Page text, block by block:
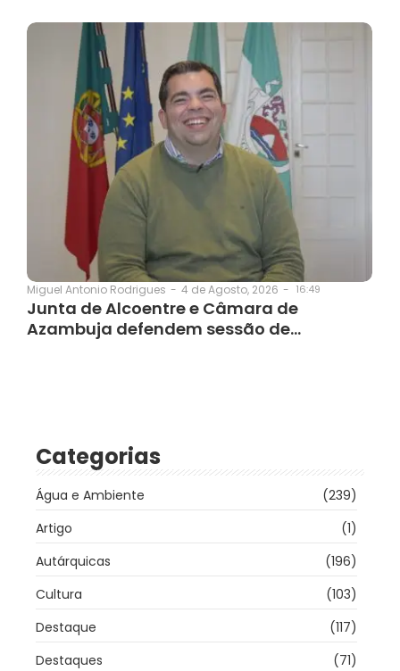
Miguel Antonio Rodrigues - 4 de Agosto, 2026 - 16:49
Junta de Alcoentre e Câmara de
Azambuja defendem sessão de…
Categorias
Água e Ambiente
(239)
Artigo
(1)
Autárquicas
(196)
Cultura
(103)
Destaque
(117)
Destaques
(71)